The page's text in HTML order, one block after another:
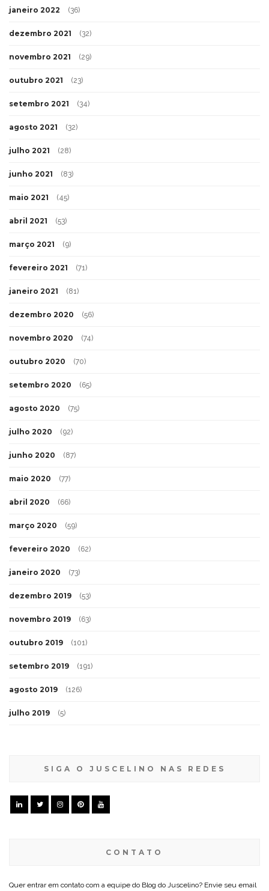
janeiro 2022 (36)
dezembro 2021 (32)
novembro 2021 (29)
outubro 2021 (23)
setembro 2021 (34)
agosto 2021 (32)
julho 2021 (28)
junho 2021 (83)
maio 2021 (45)
abril 2021 (53)
março 2021 (9)
fevereiro 2021 (71)
janeiro 2021 (81)
dezembro 2020 (56)
novembro 2020 (74)
outubro 2020 (70)
setembro 2020 (65)
agosto 2020 (75)
julho 2020 (92)
junho 2020 (87)
maio 2020 (77)
abril 2020 (66)
março 2020 (59)
fevereiro 2020 (62)
janeiro 2020 (73)
dezembro 2019 (53)
novembro 2019 (63)
outubro 2019 (101)
setembro 2019 (191)
agosto 2019 (126)
julho 2019 (5)
SIGA O JUSCELINO NAS REDES
CONTATO
Quer entrar em contato com a equipe do Blog do Juscelino? Envie seu email